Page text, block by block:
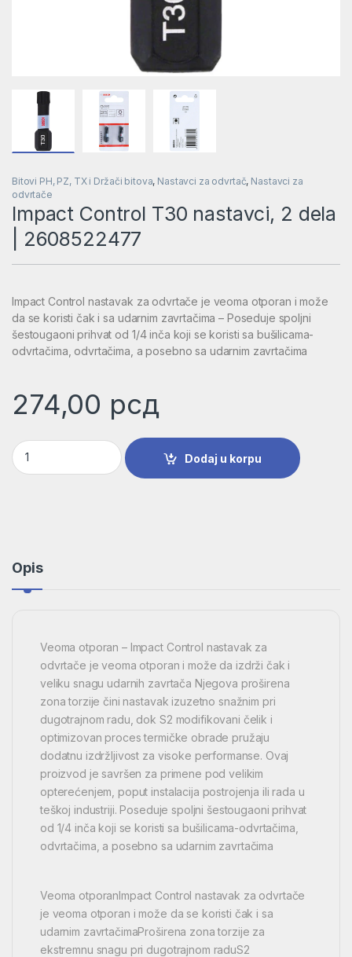
Bitovi PH, PZ, TX i Držači bitova, Nastavci za odvrtač, Nastavci za
odvrtače
Impact Control T30 nastavci, 2 dela
| 2608522477
Impact Control nastavak za odvrtače je veoma otporan i može
da se koristi čak i sa udarnim zavrtačima – Poseduje spoljni
šestougaoni prihvat od 1/4 inča koji se koristi sa bušilicama-
odvrtačima, odvrtačima, a posebno sa udarnim zavrtačima
274,00 рсд
Impact Control T30 nastavci, 2 dela | 2608522477 količina
Dodaj u korpu
Opis
Veoma otporan – Impact Control nastavak za
odvrtače je veoma otporan i može da izdrži čak i
veliku snagu udarnih zavrtača Njegova proširena
zona torzije čini nastavak izuzetno snažnim pri
dugotrajnom radu, dok S2 modifikovani čelik i
optimizovan proces termičke obrade pružaju
dodatnu izdržljivost za visoke performanse. Ovaj
proizvod je savršen za primene pod velikim
opterećenjem, poput instalacija postrojenja ili rada u
teškoj industriji. Poseduje spoljni šestougaoni prihvat
od 1/4 inča koji se koristi sa bušilicama-odvrtačima,
odvrtačima, a posebno sa udarnim zavrtačima
Veoma otporanImpact Control nastavak za odvrtače
je veoma otporan i može da se koristi čak i sa
udarnim zavrtačimaProširena zona torzije za
ekstremnu snagu pri dugotrajnom raduS2